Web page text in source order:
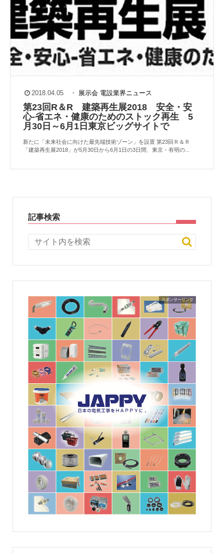
2018.04.05 ・ 展示会 電設業界ニュース
第23回R＆R 建築再生展2018 安全・安
心-省エネ・健康のためのストック再生 5
月30日～6月1日東京ビッグサイトで
新たに「未来社会に向けた最先端技術ゾーン」を設置 第23回Ｒ＆Ｒ
「建築再生展2018」が5月30日から6月1日の3日間、東京・有明の...
記事検索